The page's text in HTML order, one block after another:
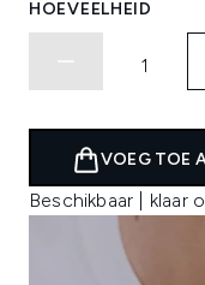
HOEVEELHEID
VOEG TOE
Beschikbaar | klaar